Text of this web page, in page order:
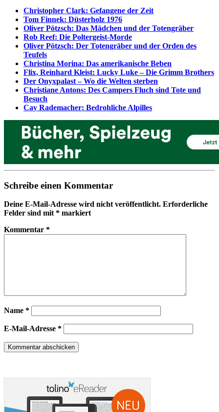
Christopher Clark: Gefangene der Zeit
Tom Finnek: Düsterholz 1976
Oliver Pötzsch: Das Mädchen und der Totengräber
Rob Reef: Die Poltergeist-Morde
Oliver Pötzsch: Der Totengräber und der Orden des
Teufels
Christina Morina: Das amerikanische Beben
Flix, Reinhard Kleist: Lucky Luke – Die Grimm Brothers
Der Onyxpalast – Wo die Welten sterben
Christiane Antons: Des Campers Fluch sind Tote und
Besuch
Cay Rademacher: Bedrohliche Alpilles
Schreibe einen Kommentar
Deine E-Mail-Adresse wird nicht veröffentlicht. Erforderliche
Felder sind mit* markiert
Kommentar *
Name *
E-Mail-Adresse *